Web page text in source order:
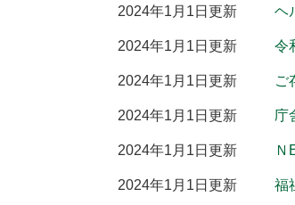
2024年1月1日更新 ヘ
2024年1月1日更新 令
2024年1月1日更新 ご
2024年1月1日更新 庁
2024年1月1日更新 Ｎ
2024年1月1日更新 福